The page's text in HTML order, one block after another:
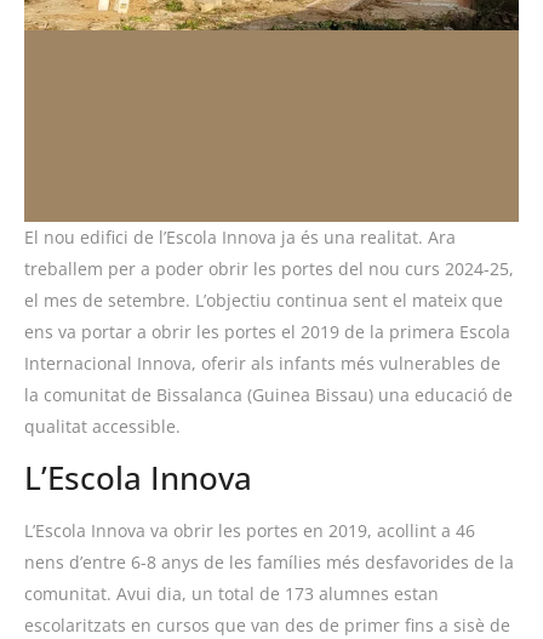
El nou edifici de l’Escola Innova ja és una realitat. Ara
treballem per a poder obrir les portes del nou curs 2024-25,
el mes de setembre. L’objectiu continua sent el mateix que
ens va portar a obrir les portes el 2019 de la primera Escola
Internacional Innova, oferir als infants més vulnerables de
la comunitat de Bissalanca (Guinea Bissau) una educació de
qualitat accessible.
L’Escola Innova
L’Escola Innova va obrir les portes en 2019, acollint a 46
nens d’entre 6-8 anys de les famílies més desfavorides de la
comunitat. Avui dia, un total de 173 alumnes estan
escolaritzats en cursos que van des de primer fins a sisè de